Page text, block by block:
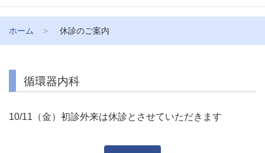
ホーム 休診のご案内
循環器内科
10/11（金）初診外来は休診とさせていただきます